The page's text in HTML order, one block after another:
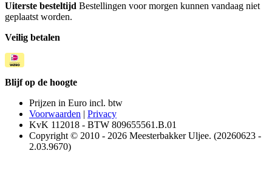
Uiterste besteltijd Bestellingen voor morgen kunnen vandaag niet
geplaatst worden.
Veilig betalen
Blijf op de hoogte
Prijzen in Euro incl. btw
Voorwaarden | Privacy
KvK 112018 - BTW 809655561.B.01
Copyright © 2010 - 2026 Meesterbakker Uljee. (20260623 -
2.03.9670)